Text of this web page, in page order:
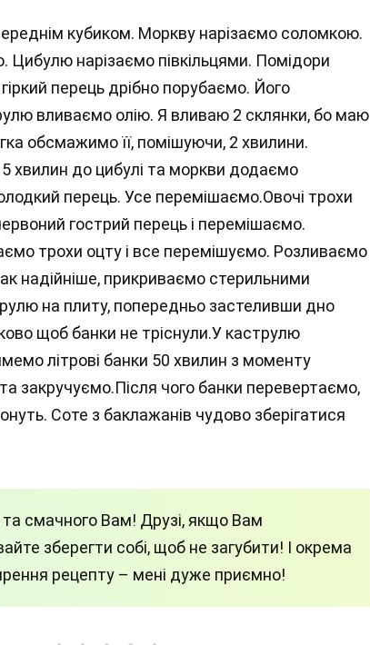
кубиком. Моркву нарізаємо соломкою.
нарізаємо півкільцями. Помідори
перець дрібно порубаємо. Його
вливаємо олію. Я вливаю 2 склянки, бо маю
обсмажимо її, помішуючи, 2 хвилини.
хвилин до цибулі та моркви додаємо
перець. Усе перемішаємо.Овочі трохи
гострий перець і перемішаємо.
трохи оцту і все перемішуємо. Розливаємо
надійніше, прикриваємо стерильними
на плиту, попередньо застеливши дно
щоб банки не тріснули.У каструлю
літрові банки 50 хвилин з моменту
закручуємо.Після чого банки перевертаємо,
Соте з баклажанів чудово зберігатися
смачного Вам! Друзі, якщо Вам
зберегти собі, щоб не загубити! І окрема
рецепту – мені дуже приємно!